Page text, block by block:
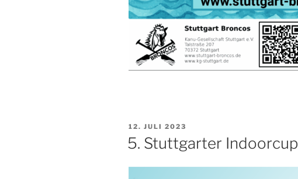
VERÖFFENTLICHT
AM
12. JULI 2023
5. Stuttgarter Indoorcup